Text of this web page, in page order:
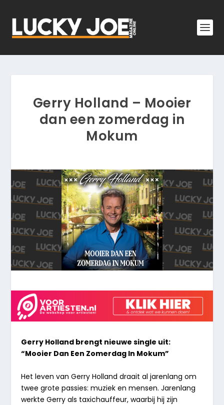
Gerry Holland – Mooier
dan een zomerdag in
Mokum
Gerry Holland brengt nieuwe single uit:
“Mooier Dan Een Zomerdag In Mokum”
Het leven van Gerry Holland draait al jarenlang om
twee grote passies: muziek en mensen. Jarenlang
werkte Gerry als taxichauffeur, waarbij hij zijn